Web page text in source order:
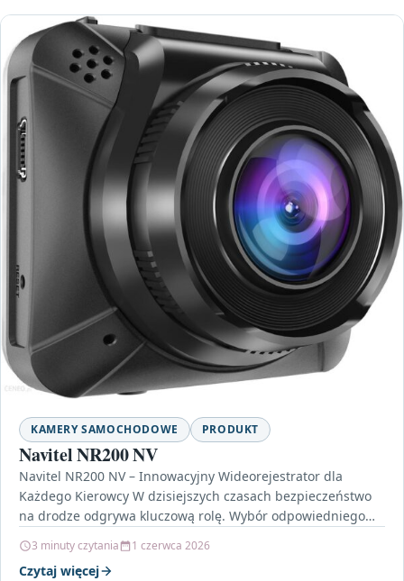
KAMERY SAMOCHODOWE PRODUKT
Navitel NR200 NV
Navitel NR200 NV – Innowacyjny Wideorejestrator dla
Każdego Kierowcy W dzisiejszych czasach bezpieczeństwo
na drodze odgrywa kluczową rolę. Wybór odpowiedniego
3 minuty czytania 1 czerwca 2026
Czytaj więcej